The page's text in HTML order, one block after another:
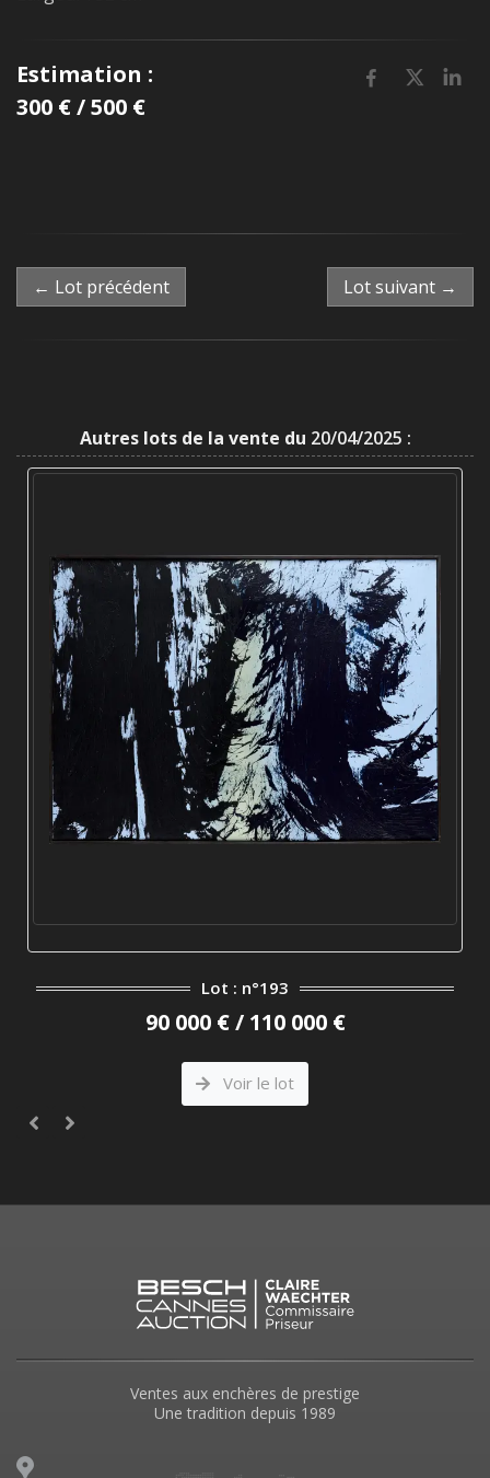
Estimation :
300 € / 500 €
← Lot précédent Lot suivant →
Autres lots de la vente du 20/04/2025 :
Lot : n°193
90 000 € / 110 000 €
Voir le lot
Ventes aux enchères de prestige
Une tradition depuis 1989